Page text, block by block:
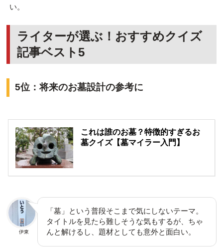
い。
ライターが選ぶ！おすすめクイズ
記事ベスト5
5位：将来のお墓設計の参考に
これは誰のお墓？特徴的すぎるお
墓クイズ【墓マイラー入門】
伊東
「墓」という普段そこまで気にしないテーマ。
タイトルを見たら難しそうな気もするが、ちゃ
んと解けるし、題材としても意外と面白い。